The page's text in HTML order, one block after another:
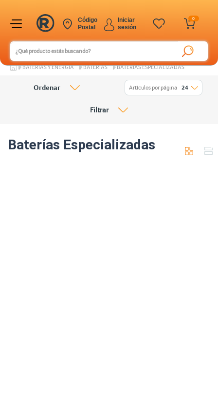
0
Iniciar
sesión
Código
Postal
BATERÍAS Y ENERGÍA BATERÍAS BATERÍAS ESPECIALIZADAS
Baterías Especializadas
Ordenar Artículos por página 24
Filtrar